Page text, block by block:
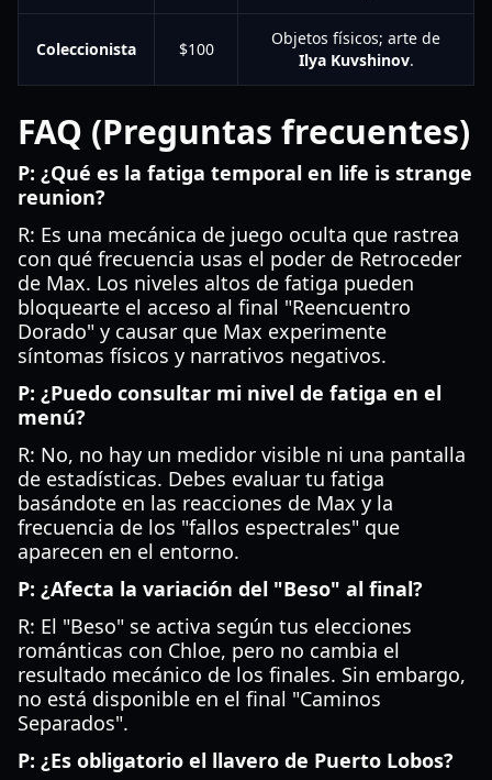
Coleccionista $100
Objetos físicos; arte de
Ilya Kuvshinov.
FAQ (Preguntas frecuentes)
P: ¿Qué es la fatiga temporal en life is strange
reunion?
R: Es una mecánica de juego oculta que rastrea
con qué frecuencia usas el poder de Retroceder
de Max. Los niveles altos de fatiga pueden
bloquearte el acceso al final "Reencuentro
Dorado" y causar que Max experimente
síntomas físicos y narrativos negativos.
P: ¿Puedo consultar mi nivel de fatiga en el
menú?
R: No, no hay un medidor visible ni una pantalla
de estadísticas. Debes evaluar tu fatiga
basándote en las reacciones de Max y la
frecuencia de los "fallos espectrales" que
aparecen en el entorno.
P: ¿Afecta la variación del "Beso" al final?
R: El "Beso" se activa según tus elecciones
románticas con Chloe, pero no cambia el
resultado mecánico de los finales. Sin embargo,
no está disponible en el final "Caminos
Separados".
P: ¿Es obligatorio el llavero de Puerto Lobos?